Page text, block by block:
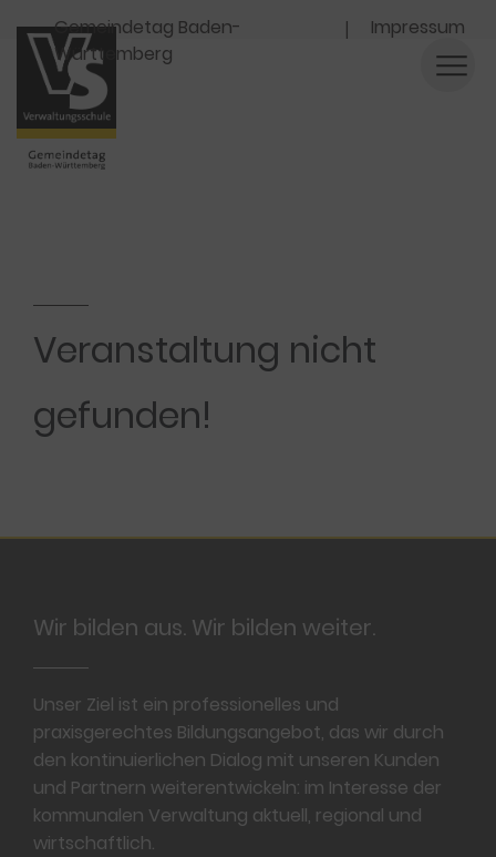
Navigation
Gemeindetag Baden-
Württemberg
Impressum
Veranstaltung nicht
gefunden!
Wir bilden aus. Wir bilden weiter.
Unser Ziel ist ein professionelles und
praxisgerechtes Bildungsangebot, das wir durch
den kontinuierlichen Dialog mit unseren Kunden
und Partnern weiterentwickeln: im Interesse der
kommunalen Verwaltung aktuell, regional und
wirtschaftlich.